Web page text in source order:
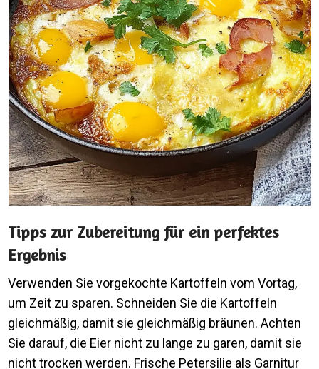
Tipps zur Zubereitung für ein perfektes
Ergebnis
Verwenden Sie vorgekochte Kartoffeln vom Vortag,
um Zeit zu sparen. Schneiden Sie die Kartoffeln
gleichmäßig, damit sie gleichmäßig bräunen. Achten
Sie darauf, die Eier nicht zu lange zu garen, damit sie
nicht trocken werden. Frische Petersilie als Garnitur